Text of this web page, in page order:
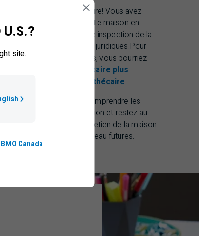
un fier nouveau propriétaire! Vous avez
sur votre nouvelle maison en
d’achat, en organisant une inspection de la
tous vos documents juridiques.Pour
hypothécaires, vous pourriez
votre prêt hypothécaire plus
une assurance hypothécaire.
d’experts pour comprendre les
liées à la conclusion et restez au
l’achat, comme l’entretien de la maison
budget pour les mises à niveau futures.
site.
Canada